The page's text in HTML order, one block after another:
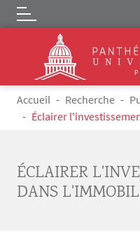
Aller au contenu principal
Logo
Fil d'Ariane
Accueil Recherche
Éclairer
ÉCLAIRER
DANS